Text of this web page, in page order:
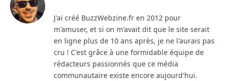
J'ai créé BuzzWebzine.fr en 2012 pour
m'amuser, et si on m'avait dit que le site serait
en ligne plus de 10 ans après, je ne l'aurais pas
cru ! C'est grâce à une formidable équipe de
rédacteurs passionnés que ce média
communautaire existe encore aujourd'hui.